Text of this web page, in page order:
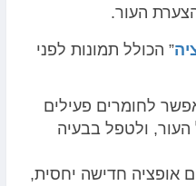
העור.
” הכולל תמונות לפני
לחומרים פעילים
ולטפל בבעיה
אופציה חדישה יחסית,